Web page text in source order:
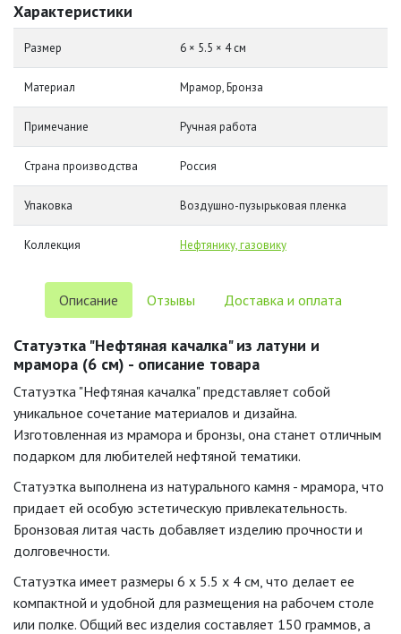
Характеристики
Размер 6 × 5.5 × 4 см
Материал Мрамор, Бронза
Примечание Ручная работа
Страна производства Россия
Упаковка Воздушно-пузырьковая пленка
Коллекция Нефтянику, газовику
Описание Отзывы Доставка и оплата
Статуэтка "Нефтяная качалка" из латуни и
мрамора (6 см) - описание товара
Статуэтка "Нефтяная качалка" представляет собой
уникальное сочетание материалов и дизайна.
Изготовленная из мрамора и бронзы, она станет отличным
подарком для любителей нефтяной тематики.
Статуэтка выполнена из натурального камня - мрамора, что
придает ей особую эстетическую привлекательность.
Бронзовая литая часть добавляет изделию прочности и
долговечности.
Статуэтка имеет размеры 6 x 5.5 x 4 см, что делает ее
компактной и удобной для размещения на рабочем столе
или полке. Общий вес изделия составляет 150 граммов, а